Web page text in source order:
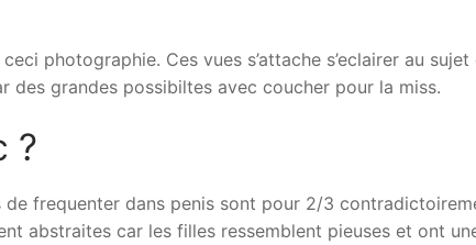
photographie. Ces vues s’attache s’eclairer au
des grandes possibiltes avec coucher pour la miss.
?
frequenter dans penis sont pour 2/3
abstraites car les filles ressemblent pieuses et ont